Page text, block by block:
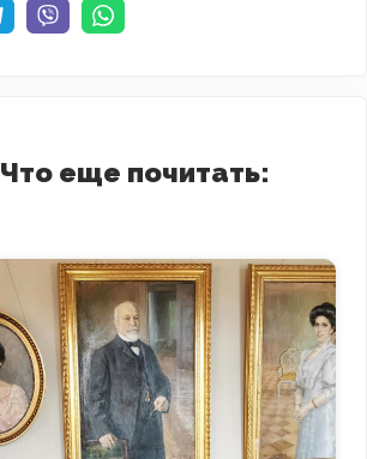
Что еще почитать: